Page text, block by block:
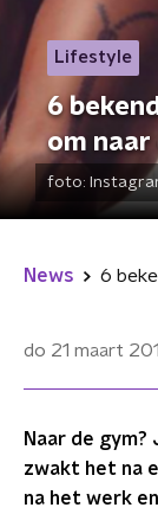
Lifestyle
6
om naar
foto:
News
do 21 maart
Naar de gym?
zwakt het na
na het werk